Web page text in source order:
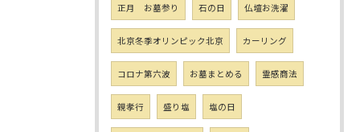
正月 お墓参り 石の日 仏壇お洗濯
北京冬季オリンピック北京 カーリング
コロナ第六波 お墓まとめる 霊感商法
親孝行 盛り塩 塩の日